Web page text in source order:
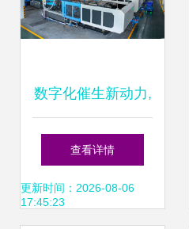
数字化催生新动力,
中国联塑推动智能
制造创新发展
查看详情
更新时间：2026-08-06
17:45:23